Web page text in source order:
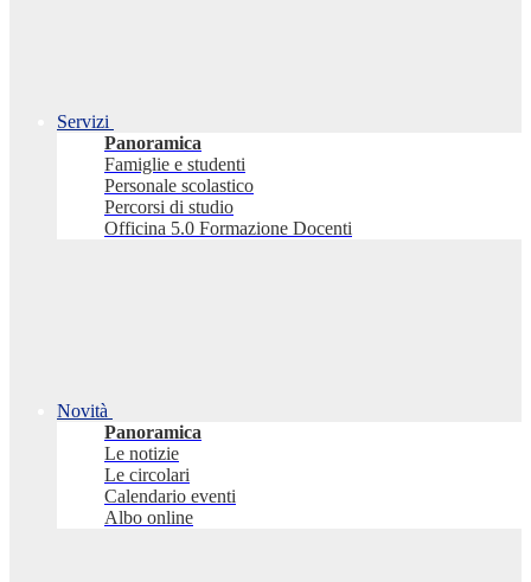
Servizi
Panoramica
Famiglie e studenti
Personale scolastico
Percorsi di studio
Officina 5.0 Formazione Docenti
Novità
Panoramica
Le notizie
Le circolari
Calendario eventi
Albo online